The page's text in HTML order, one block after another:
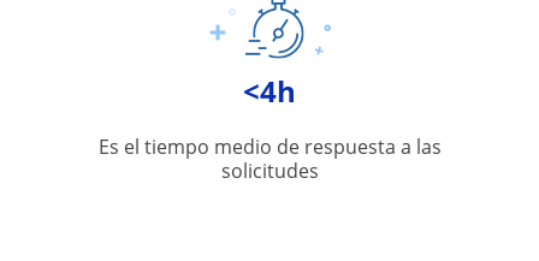
<4h
Es el tiempo medio de respuesta a las
solicitudes